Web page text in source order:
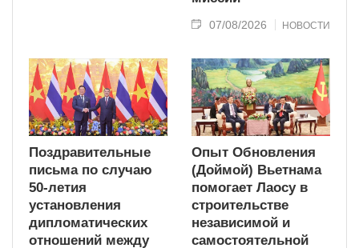
07/08/2026 НОВОСТИ
Поздравительные
письма по случаю
50-летия
установления
дипломатических
отношений между
Опыт Обновления
(Доймой) Вьетнама
помогает Лаосу в
строительстве
независимой и
самостоятельной